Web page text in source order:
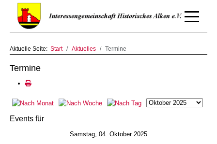
Off-
Aktuelle Seite: Start Aktuelles Termine
Termine
Events für
Samstag, 04. Oktober 2025